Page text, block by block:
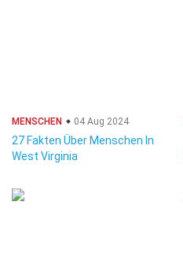
MENSCHEN 04 Aug 2024
27 Fakten Über Menschen In
West Virginia